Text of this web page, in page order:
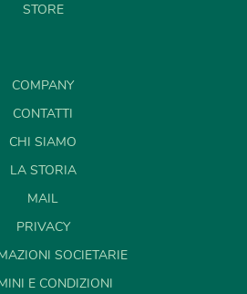
STORE
COMPANY
CONTATTI
CHI SIAMO
LA STORIA
MAIL
PRIVACY
SOCIETARIE
E CONDIZIONI